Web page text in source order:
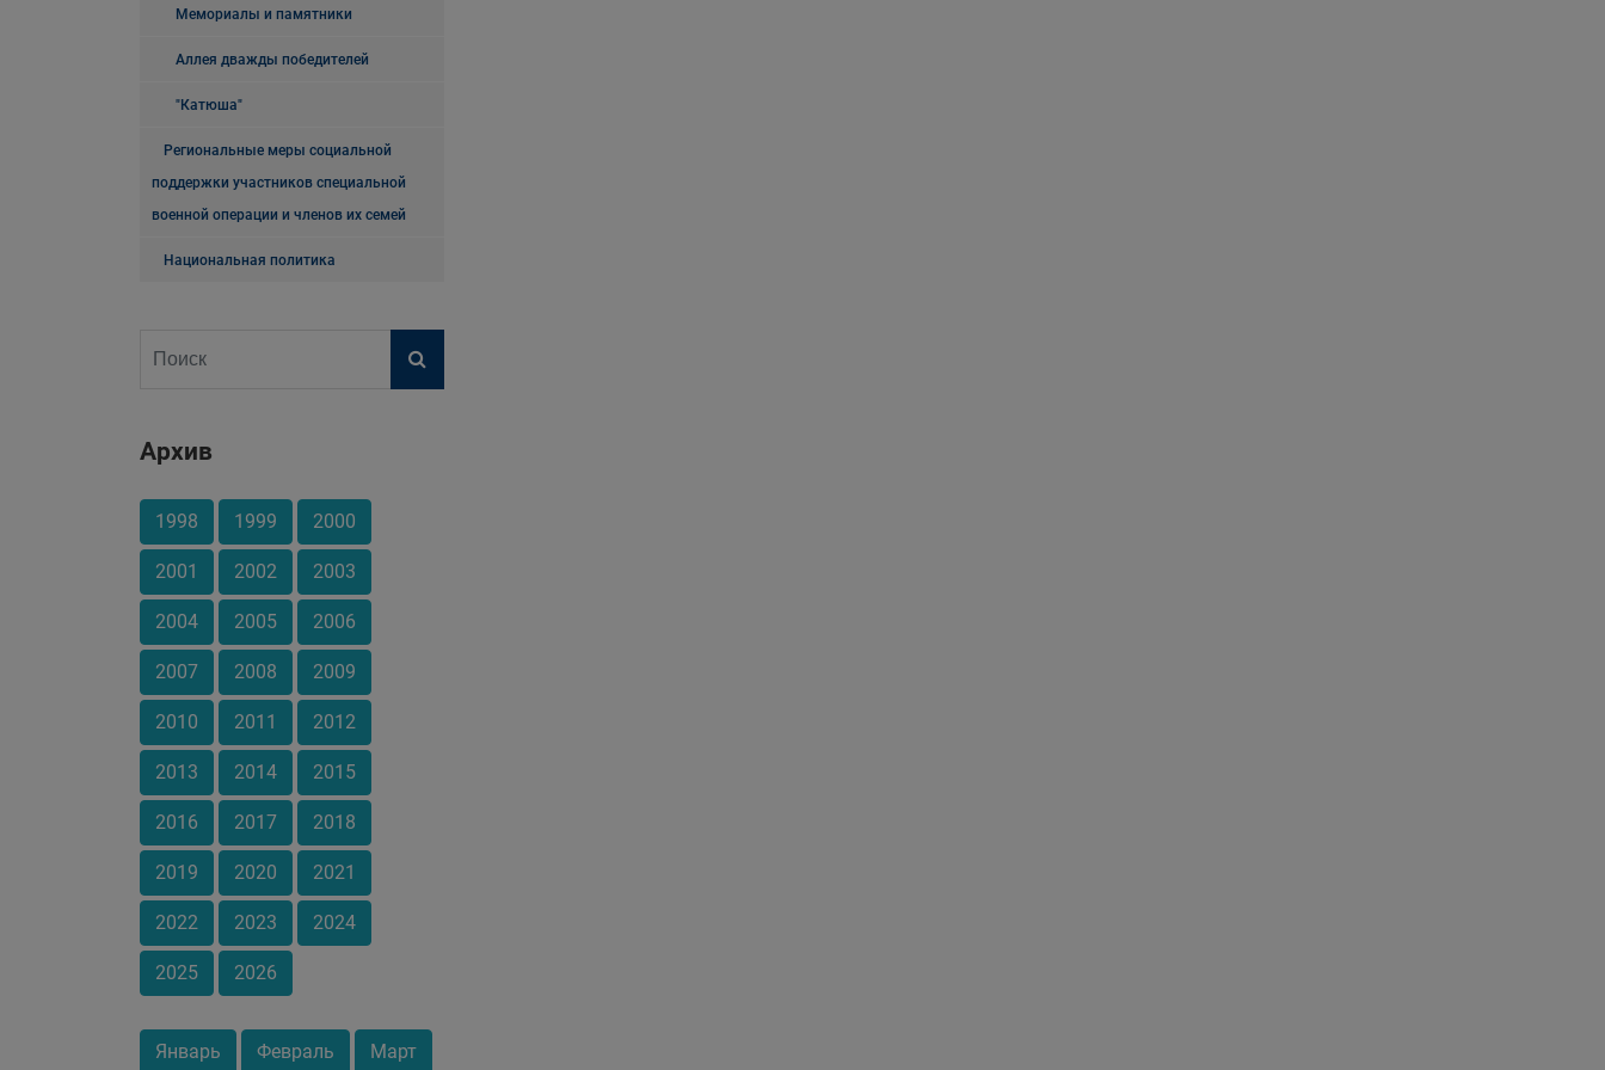
Мемориалы и памятники
Аллея дважды победителей
"Катюша"
Региональные меры социальной
поддержки участников специальной
военной операции и членов их семей
Национальная политика
Архив
1998 1999 2000
2001 2002 2003
2004 2005 2006
2007 2008 2009
2010 2011 2012
2013 2014 2015
2016 2017 2018
2019 2020 2021
2022 2023 2024
2025 2026
Январь Февраль Март